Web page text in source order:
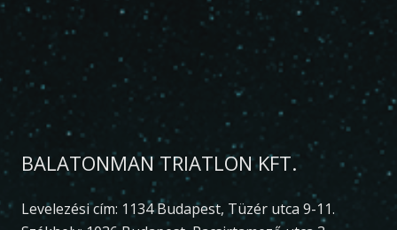
BALATONMAN TRIATLON KFT.
Levelezési cím: 1134 Budapest, Tüzér utca 9-11.